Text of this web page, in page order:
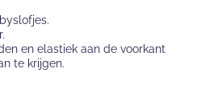
en elastiek aan de voorkant
te krijgen.